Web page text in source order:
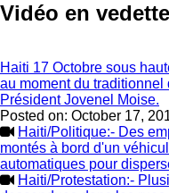
Vidéo en vedette
Haiti 17 Octobre sous
au moment du
Président Jovenel Moise.
Posted on: October 17,
Haiti/Politique:- Des
montés à bord d'un
automatiques pour
Haiti/Protestation:-